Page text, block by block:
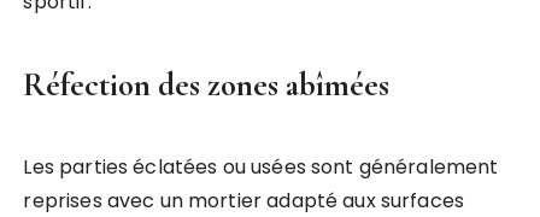
Réfection des zones abîmées
Les parties éclatées ou usées sont généralement
reprises avec un mortier adapté aux surfaces